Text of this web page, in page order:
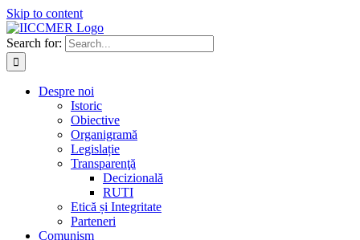
Skip to content
Search for:
Despre noi
Istoric
Obiective
Organigramă
Legislație
Transparenţă
Decizională
RUTI
Etică și Integritate
Parteneri
Comunism